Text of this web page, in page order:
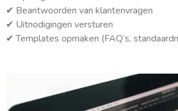
✔ Beantwoorden van klantenvragen
✔ Uitnodigingen versturen
✔Templates opmaken (FAQ’s,